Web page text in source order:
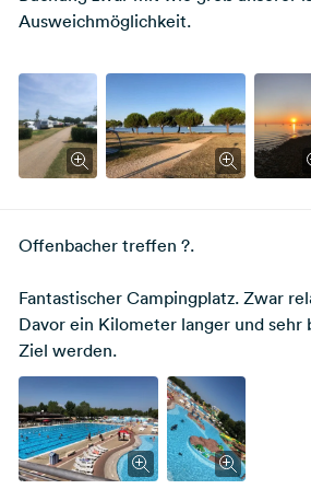
Ausweichmöglichkeit.
Offenbacher treffen ?.
Fantastischer Campingplatz. Zwar
Davor ein Kilometer langer und sehr
Ziel werden.